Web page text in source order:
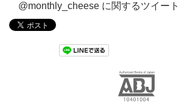
@monthly_cheese に関するツイート